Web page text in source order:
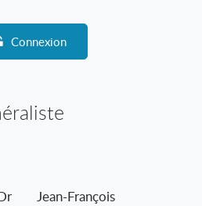
Connexion
François